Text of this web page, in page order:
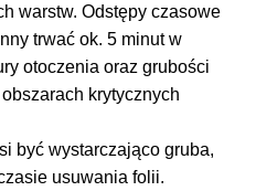
warstw. Odstępy czasowe
trwać ok. 5 minut w
otoczenia oraz grubości
krytycznych
być wystarczająco gruba,
usuwania folii.